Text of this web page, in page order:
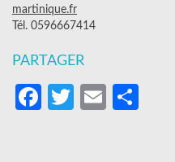
martinique.fr
Tél. 0596667414
PARTAGER
Facebook
Twitter
Email